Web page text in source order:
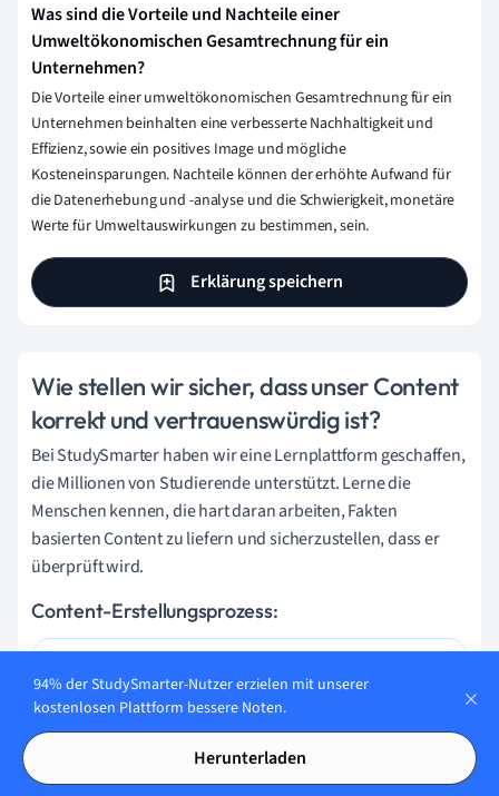
Was sind die Vorteile und Nachteile einer
Umweltökonomischen Gesamtrechnung für ein
Unternehmen?
Die Vorteile einer umweltökonomischen Gesamtrechnung für ein
Unternehmen beinhalten eine verbesserte Nachhaltigkeit und
Effizienz, sowie ein positives Image und mögliche
Kosteneinsparungen. Nachteile können der erhöhte Aufwand für
die Datenerhebung und -analyse und die Schwierigkeit, monetäre
Werte für Umweltauswirkungen zu bestimmen, sein.
Erklärung speichern
Wie stellen wir sicher, dass unser Content
korrekt und vertrauenswürdig ist?
Bei StudySmarter haben wir eine Lernplattform geschaffen,
die Millionen von Studierende unterstützt. Lerne die
Menschen kennen, die hart daran arbeiten, Fakten
basierten Content zu liefern und sicherzustellen, dass er
überprüft wird.
Content-Erstellungsprozess:
Lily Hulatt
Digital Content Specialist
Lily Hulatt ist Digital Content Specialist mit über drei
94% der StudySmarter-Nutzer erzielen mit unserer
kostenlosen Plattform bessere Noten.
Herunterladen